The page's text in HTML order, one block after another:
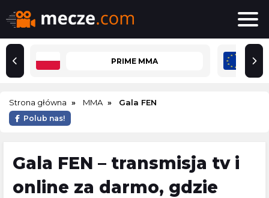
PRIME MMA
Strona główna MMA Gala FEN
Polub nas!
Gala FEN – transmisja tv i
online za darmo, gdzie